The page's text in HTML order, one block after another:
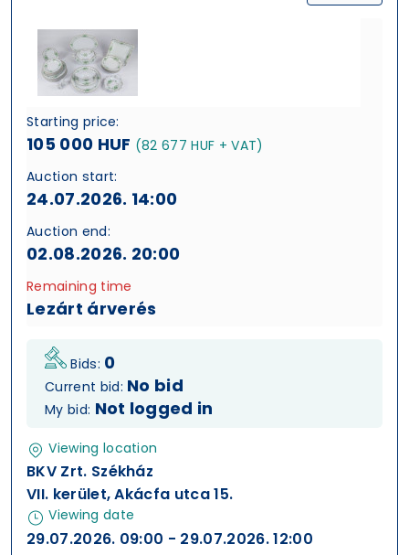
Starting price:
105 000 HUF (82 677 HUF + VAT)
Auction start:
24.07.2026. 14:00
Auction end:
02.08.2026. 20:00
Remaining time
Lezárt árverés
Bids: 0
Current bid: No bid
My bid: Not logged in
Viewing location
BKV Zrt. Székház
VII. kerület, Akácfa utca 15.
Viewing date
29.07.2026. 09:00 - 29.07.2026. 12:00